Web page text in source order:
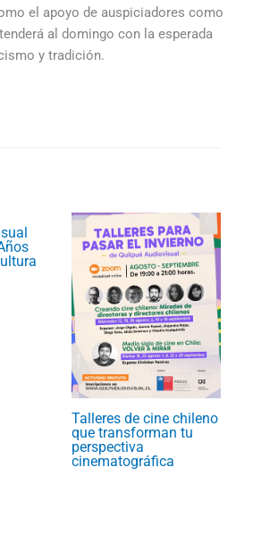
el apoyo de auspiciadores como
al domingo con la esperada
y tradición.
Talleres de cine chileno
que transforman tu
perspectiva
cinematográfica